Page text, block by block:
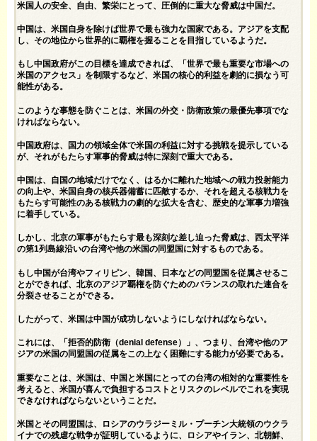
米国人の安全、自由、繁栄にとって、圧倒的に重大な脅威は中国だ。
中国は、米国自身を除けば世界で最も強力な国家である。アジアを支配
し、その地位から世界的に覇権を握ることを目指しているようだ。
もし中国政府がこの目標を達成できれば、「世界で最も重要な市場への
米国のアクセス」を制限するなど、米国の核心的利益を劇的に損なう可
能性がある。
このような事態を防ぐことは、米国の外交・防衛政策の最優先事項でな
ければならない。
中国政府は、国力の領域全体で米国の利益に対する挑戦を提示している
が、それがもたらす軍事的脅威は特に深刻で重大である。
中国は、自国の地域だけでなく、はるかに離れた地域への戦力投射能力
の向上や、米国自身の核兵器備蓄に匹敵するか、それを超える核戦力を
もたらす可能性のある核戦力の劇的な拡大を含む、歴史的な軍事力増強
に着手している。
しかし、北京の軍事がもたらす最も深刻な差し迫った脅威は、西太平洋
の第1列島線沿いの台湾や他の米国の同盟国に対するものである。
もし中国が台湾やフィリピン、韓国、日本などの同盟国を従属させるこ
とができれば、北京のアジア覇権を防ぐためのバランスの取れた連合を
分裂させることができる。
したがって、米国は中国が成功しないようにしなければならない。
これには、「拒否的防衛（denial defense）」、つまり、台湾や他のア
ジアの米国の同盟国の従属をこの上なく困難にする能力が必要である。
重要なことは、米国は、中国と米国にとっての台湾の相対的な重要性を
考えると、米国が喜んで負担するコストとリスクのレベルでこれを実現
できなければならないということだ。
米国とその同盟国は、ロシアのウラジーミル・プーチン大統領のウクラ
イナでの残虐な戦争が証明しているように、ロシアやイラン、北朝鮮、